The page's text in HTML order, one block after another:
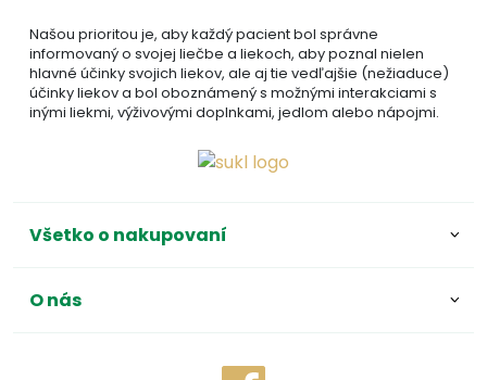
Našou prioritou je, aby každý pacient bol správne
informovaný o svojej liečbe a liekoch, aby poznal nielen
hlavné účinky svojich liekov, ale aj tie vedľajšie (nežiaduce)
účinky liekov a bol oboznámený s možnými interakciami s
inými liekmi, výživovými doplnkami, jedlom alebo nápojmi.
Všetko o nakupovaní
O nás